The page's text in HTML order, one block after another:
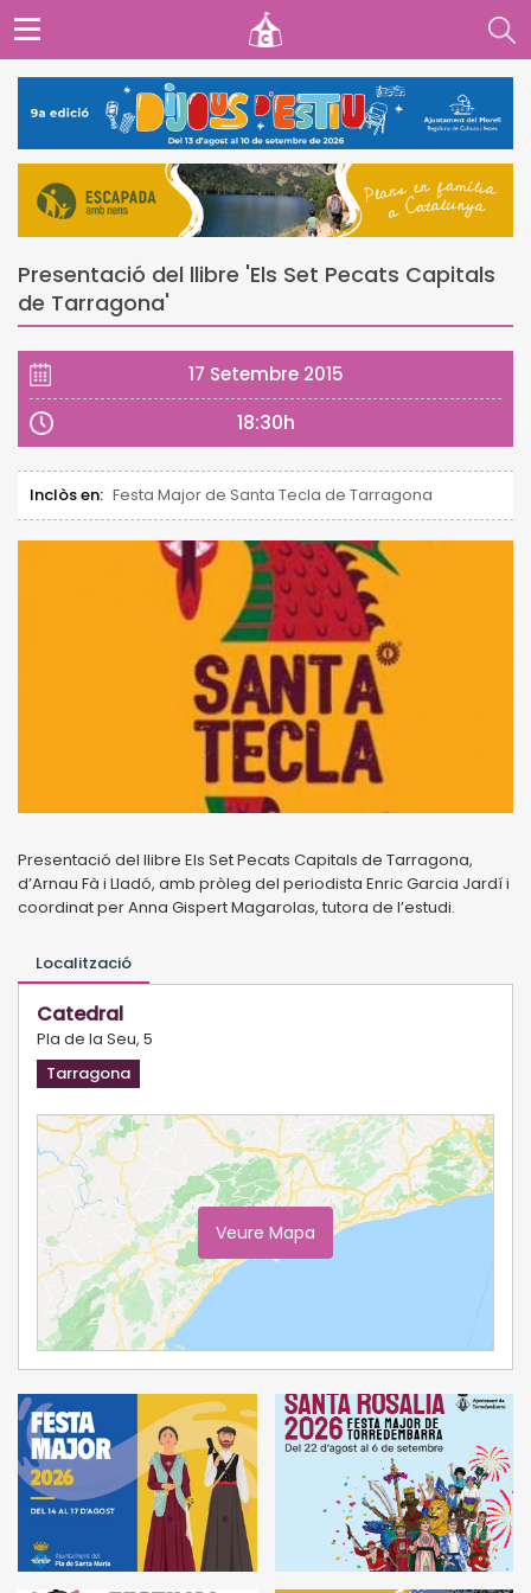
Presentació del llibre 'Els Set Pecats Capitals
de Tarragona'
17 Setembre 2015
18:30h
Inclòs en: Festa Major de Santa Tecla de Tarragona
Presentació del llibre Els Set Pecats Capitals de Tarragona,
d’Arnau Fà i Lladó, amb pròleg del periodista Enric Garcia Jardí i
coordinat per Anna Gispert Magarolas, tutora de l’estudi.
Localització
Catedral
Pla de la Seu, 5
Tarragona
Veure Mapa